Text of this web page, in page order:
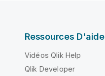
Ressources D'aide
Vidéos Qlik Help
Qlik Developer